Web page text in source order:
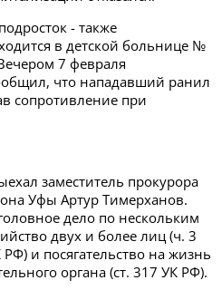
- также
в детской больнице №
7 февраля
что нападавший ранил
сопротивление при
заместитель прокурора
Уфы Артур Тимерханов.
дело по нескольким
двух и более лиц (ч. 3
РФ) и посягательство на жизнь
органа (ст. 317 УК РФ).